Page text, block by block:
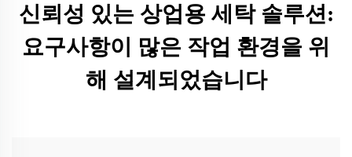
신뢰성 있는 상업용 세탁 솔루션:
요구사항이 많은 작업 환경을 위
해 설계되었습니다